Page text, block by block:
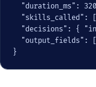
"duration_ms":
"skills_called":
"decisions": {
"output_fields":
}